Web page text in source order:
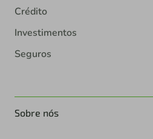
Crédito
Investimentos
Seguros
Sobre nós